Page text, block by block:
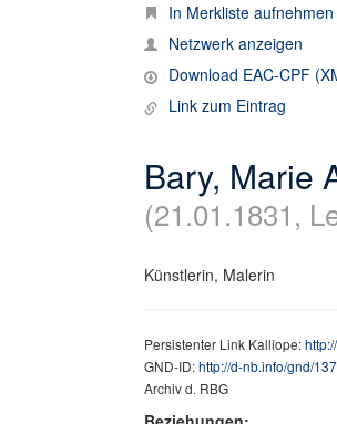
In Merkliste aufnehmen
Netzwerk anzeigen
Download EAC-CPF
Link zum Eintrag
Bary, Marie
(21.01.1831,
Künstlerin, Malerin
Persistenter Link Kalliope:
GND-ID:http://d-nb.info/gnd/
Archiv d. RBG